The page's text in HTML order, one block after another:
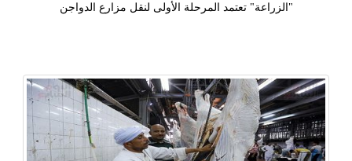
"الزراعة" تعتمد المرحلة الأولى لنقل مزارع الدواجن